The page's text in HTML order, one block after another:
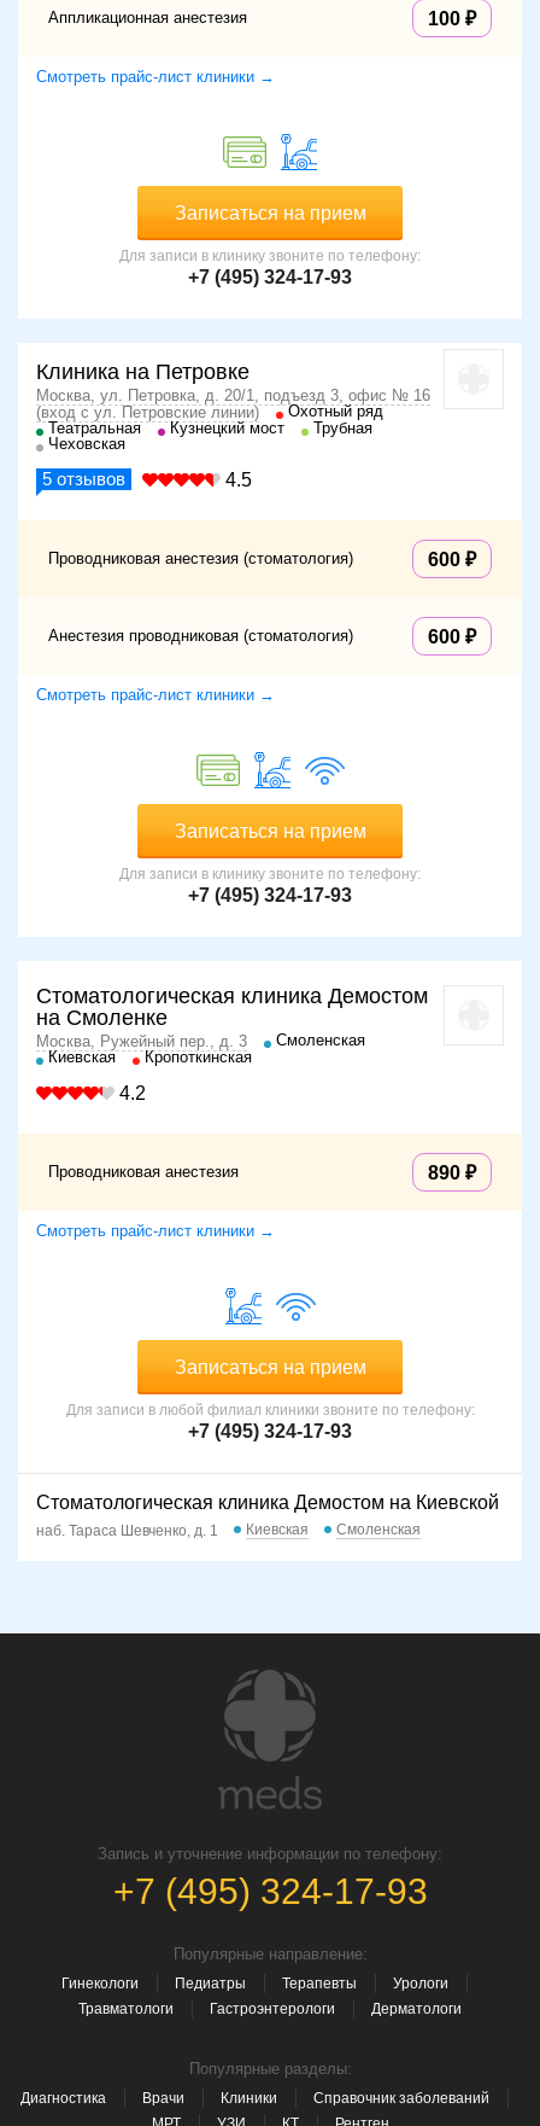
Аппликационная анестезия 100
Смотреть прайс-лист клиники →
Записаться на прием
Для записи в клинику звоните по телефону:
+7 (495) 324-17-93
Клиника на Петровке
Москва, ул. Петровка, д. 20/1, подъезд 3, офис № 16
(вход с ул. Петровские линии)
Охотный ряд
Театральная
Кузнецкий мост
Трубная
Чеховская
5 отзывов 4.5
Проводниковая анестезия (стоматология) 600
Анестезия проводниковая (стоматология) 600
Смотреть прайс-лист клиники →
Записаться на прием
Для записи в клинику звоните по телефону:
+7 (495) 324-17-93
Стоматологическая клиника Демостом
на Смоленке
Москва, Ружейный пер., д. 3
Смоленская
Киевская
Кропоткинская
4.2
Проводниковая анестезия 890
Смотреть прайс-лист клиники →
Записаться на прием
Для записи в любой филиал клиники звоните по телефону:
+7 (495) 324-17-93
Стоматологическая клиника Демостом на Киевской
наб. Тараса Шевченко, д. 1 Киевская Смоленская
Запись и уточнение информации по телефону:
+7 (495) 324-17-93
Популярные направление:
Гинекологи Педиатры Терапевты
Урологи
Травматологи
Гастроэнтерологи Дерматологи
Популярные разделы:
Диагностика Врачи Клиники
Справочник заболеваний